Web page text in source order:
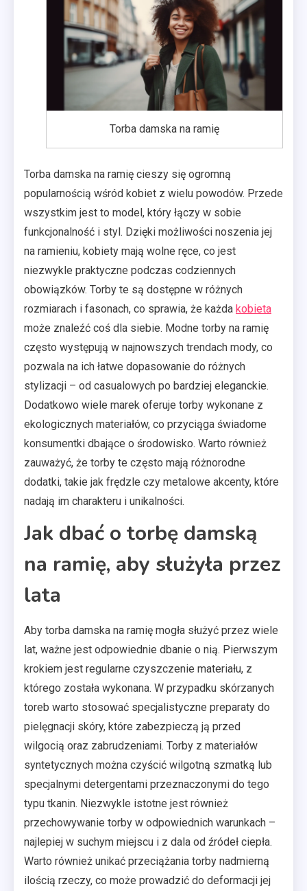
Torba damska na ramię
Torba damska na ramię cieszy się ogromną
popularnością wśród kobiet z wielu powodów. Przede
wszystkim jest to model, który łączy w sobie
funkcjonalność i styl. Dzięki możliwości noszenia jej
na ramieniu, kobiety mają wolne ręce, co jest
niezwykle praktyczne podczas codziennych
obowiązków. Torby te są dostępne w różnych
rozmiarach i fasonach, co sprawia, że każda kobieta
może znaleźć coś dla siebie. Modne torby na ramię
często występują w najnowszych trendach mody, co
pozwala na ich łatwe dopasowanie do różnych
stylizacji – od casualowych po bardziej eleganckie.
Dodatkowo wiele marek oferuje torby wykonane z
ekologicznych materiałów, co przyciąga świadome
konsumentki dbające o środowisko. Warto również
zauważyć, że torby te często mają różnorodne
dodatki, takie jak frędzle czy metalowe akcenty, które
nadają im charakteru i unikalności.
Jak dbać o torbę damską
na ramię, aby służyła przez
lata
Aby torba damska na ramię mogła służyć przez wiele
lat, ważne jest odpowiednie dbanie o nią. Pierwszym
krokiem jest regularne czyszczenie materiału, z
którego została wykonana. W przypadku skórzanych
toreb warto stosować specjalistyczne preparaty do
pielęgnacji skóry, które zabezpieczą ją przed
wilgocią oraz zabrudzeniami. Torby z materiałów
syntetycznych można czyścić wilgotną szmatką lub
specjalnymi detergentami przeznaczonymi do tego
typu tkanin. Niezwykle istotne jest również
przechowywanie torby w odpowiednich warunkach –
najlepiej w suchym miejscu i z dala od źródeł ciepła.
Warto również unikać przeciążania torby nadmierną
ilością rzeczy, co może prowadzić do deformacji jej